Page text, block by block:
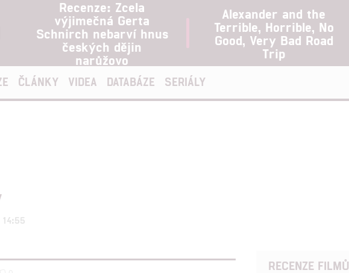
Recenze: Zcela
výjimečná Gerta
Schnirch nebarví hnus
českých dějin
narůžovo
Alexander and the
Terrible, Horrible, No
Good, Very Bad Road
Trip
ČLÁNKY VIDEA DATABÁZE SERIÁLY
14:55
RECENZE FILMŮ